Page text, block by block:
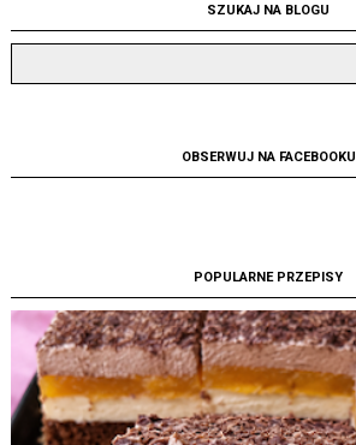
SZUKAJ NA BLOGU
OBSERWUJ NA FACEBOOKU
POPULARNE PRZEPISY